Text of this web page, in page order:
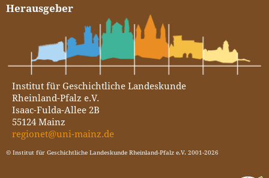
Herausgeber
Institut für Geschichtliche Landeskunde
Rheinland-Pfalz e.V.
Isaac-Fulda-Allee 2B
55124 Mainz
regionet@uni-mainz.de
© Institut für Geschichtliche Landeskunde Rheinland-Pfalz e.V. 2001-2026